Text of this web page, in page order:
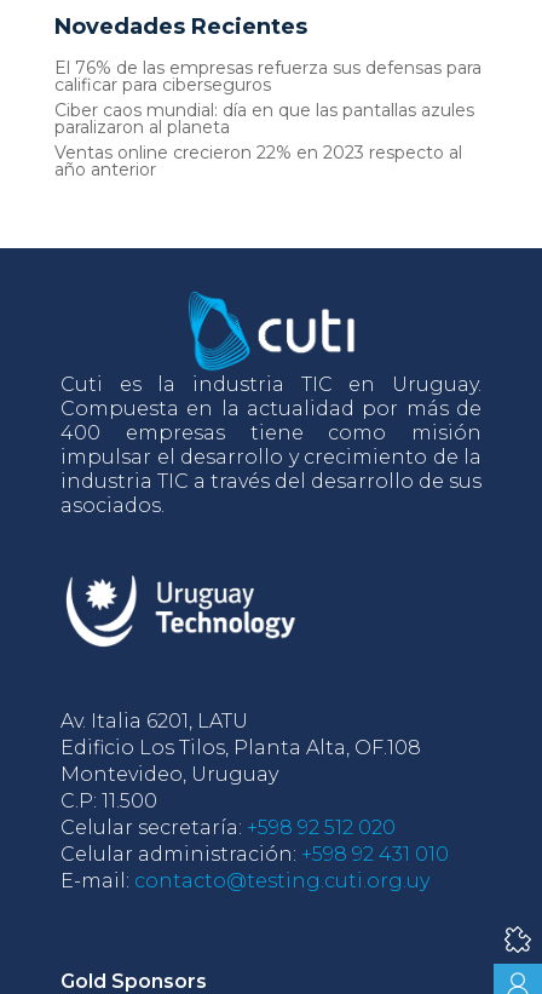
Novedades Recientes
El 76% de las empresas refuerza sus defensas para
calificar para ciberseguros
Ciber caos mundial: día en que las pantallas azules
paralizaron al planeta
Ventas online crecieron 22% en 2023 respecto al
año anterior
Cuti es la industria TIC en Uruguay.
Compuesta en la actualidad por más de
400 empresas tiene como misión
impulsar el desarrollo y crecimiento de la
industria TIC a través del desarrollo de sus
asociados.
Av. Italia 6201, LATU
Edificio Los Tilos, Planta Alta, OF.108
Montevideo, Uruguay
C.P: 11.500
Celular secretaría: +598 92 512 020
Celular administración: +598 92 431 010
E-mail: contacto@testing.cuti.org.uy
Gold Sponsors